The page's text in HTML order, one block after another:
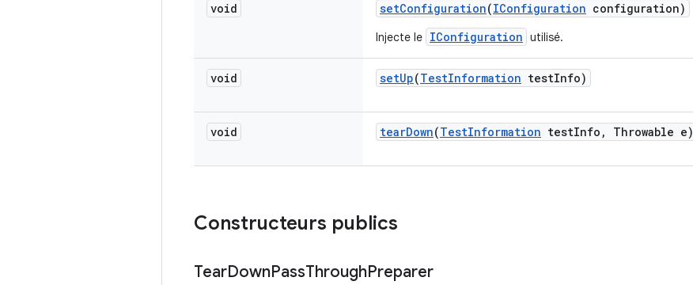
void setConfiguration(IConfiguration configuration)
Injecte le IConfiguration utilisé.
void setUp(TestInformation testInfo)
void tearDown(TestInformation testInfo , Throwable e)
Constructeurs publics
TearDownPassThroughPreparer